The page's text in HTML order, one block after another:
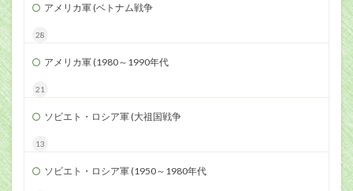
アメリカ軍 (ベトナム戦争
28
アメリカ軍 (1980～1990年代
21
ソビエト・ロシア軍 (大祖国戦争
13
ソビエト・ロシア軍 (1950～1980年代